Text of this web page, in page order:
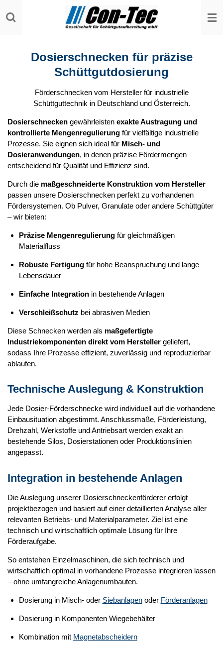
Hauptinhalt
Dosierschnecken für präzise
Schüttgutdosierung
Förderschnecken vom Hersteller für industrielle
Schüttguttechnik in Deutschland und Österreich.
Dosierschnecken gewährleisten exakte Austragung und
kontrollierte Mengenregulierung für vielfältige industrielle
Prozesse. Sie eignen sich ideal für Misch- und
Dosieranwendungen, in denen präzise Fördermengen
entscheidend für Qualität und Effizienz sind.
Durch die maßgeschneiderte Konstruktion vom Hersteller
passen unsere Dosierschnecken perfekt zu vorhandenen
Fördersystemen. Ob Pulver, Granulate oder andere Schüttgüter
– wir bieten:
Präzise Mengenregulierungfür gleichmäßigen
Materialfluss
Robuste Fertigungfür hohe Beanspruchung und lange
Lebensdauer
Einfache Integrationin bestehende Anlagen
Verschleißschutz bei abrasiven Medien
Diese Schnecken werden als maßgefertigte
Industriekomponenten direkt vom Hersteller geliefert,
sodass Ihre Prozesse effizient, zuverlässig und reproduzierbar
ablaufen.
Technische Auslegung & Konstruktion
Jede Dosier-Förderschnecke wird individuell auf die vorhandene
Einbausituation abgestimmt. Anschlussmaße, Förderleistung,
Drehzahl, Werkstoffe und Antriebsart werden exakt an
bestehende Silos, Dosierstationen oder Produktionslinien
angepasst.
Integration in bestehende Anlagen
Die Auslegung unserer Dosierschneckenförderer erfolgt
projektbezogen und basiert auf einer detaillierten Analyse aller
relevanten Betriebs- und Materialparameter. Ziel ist eine
technisch und wirtschaftlich optimale Lösung für Ihre
Förderaufgabe.
So entstehen Einzelmaschinen, die sich technisch und
wirtschaftlich optimal in vorhandene Prozesse integrieren lassen
– ohne umfangreiche Anlagenumbauten.
Dosierung in Misch- oder Siebanlagenoder Förderanlagen
Dosierung in Komponenten Wiegebehälter
Kombination mit Magnetabscheidern